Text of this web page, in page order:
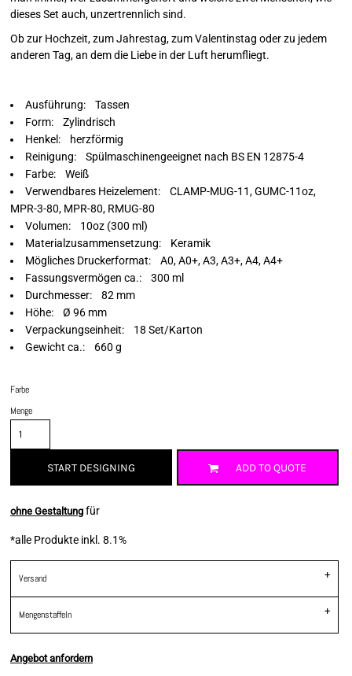
dieses Set auch, unzertrennlich sind.
Ob zur Hochzeit, zum Jahrestag, zum Valentinstag oder zu jedem
anderen Tag, an dem die Liebe in der Luft herumfliegt.
Ausführung: Tassen
Form: Zylindrisch
Henkel: herzförmig
Reinigung: Spülmaschinengeeignet nach BS EN 12875-4
Farbe: Weiß
Verwendbares Heizelement: CLAMP-MUG-11, GUMC-11oz,
MPR-3-80, MPR-80, RMUG-80
Volumen: 10oz (300 ml)
Materialzusammensetzung: Keramik
Mögliches Druckerformat: A0, A0+, A3, A3+, A4, A4+
Fassungsvermögen ca.: 300 ml
Durchmesser: 82 mm
Höhe: Ø 96 mm
Verpackungseinheit: 18 Set/Karton
Gewicht ca.: 660 g
Farbe
Menge
START DESIGNING ADD TO QUOTE
ohne Gestaltung für
*alle Produkte inkl. 8.1%
Versand
Mengenstaffeln
Angebot anfordern